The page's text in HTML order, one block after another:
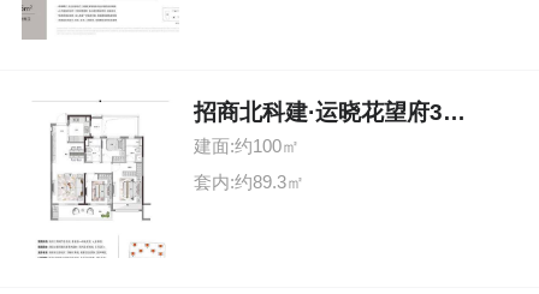
招商北科建·运晓花望府3室2厅2卫
建面:约100㎡
套内:约89.3㎡